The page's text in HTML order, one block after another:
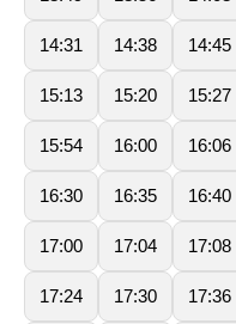
14:31 14:38 14:45
15:13 15:20 15:27
15:54 16:00 16:06
16:30 16:35 16:40
17:00 17:04 17:08
17:24 17:30 17:36